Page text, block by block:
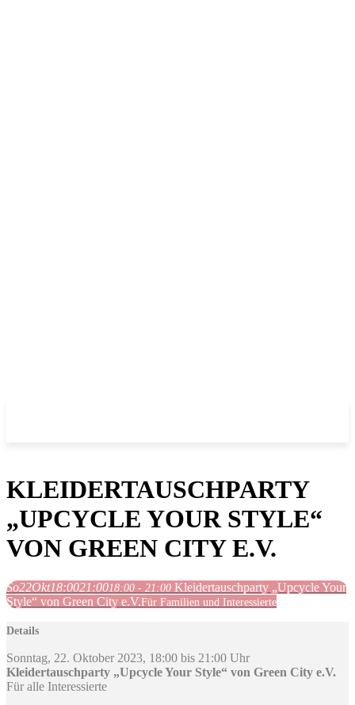
KLEIDERTAUSCHPARTY
„UPCYCLE YOUR STYLE“
VON GREEN CITY E.V.
So22Okt18:0021:0018:00 - 21:00 Kleidertauschparty „Upcycle Your
Style“ von Green City e.V.Für Familien und Interessierte
Details
Sonntag, 22. Oktober 2023, 18:00 bis 21:00 Uhr
Kleidertauschparty „Upcycle Your Style“ von Green City e.V.
Für alle Interessierte